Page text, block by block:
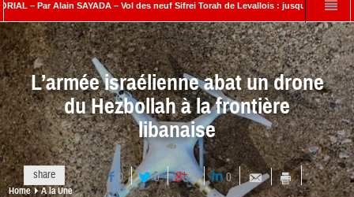
Par Alain SAYADA – Vol des neuf Sifrei Torah de Levallois : jusqu’à quand le silence
Benjamin Netanyahou à l’Iran : « Si vous nous attaquez, notre riposte
L’armée israélienne abat un drone
du Hezbollah à la frontière
libanaise
share 0 0 0 0
Home A la Une